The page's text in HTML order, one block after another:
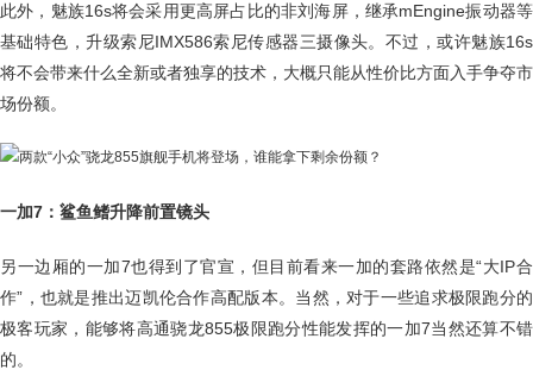
此外，魅族16s将会采用更高屏占比的非刘海屏，继承mEngine振动器等
基础特色，升级索尼IMX586索尼传感器三摄像头。不过，或许魅族16s
将不会带来什么全新或者独享的技术，大概只能从性价比方面入手争夺市
场份额。
一加7：鲨鱼鳍升降前置镜头
另一边厢的一加7也得到了官宣，但目前看来一加的套路依然是“大IP合
作”，也就是推出迈凯伦合作高配版本。当然，对于一些追求极限跑分的
极客玩家，能够将高通骁龙855极限跑分性能发挥的一加7当然还算不错
的。